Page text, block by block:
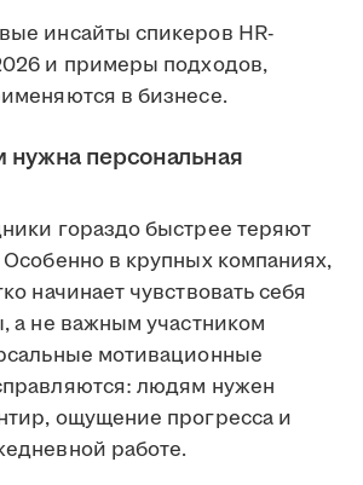
инсайты спикеров HR-
и примеры подходов,
в бизнесе.
нужна персональная
гораздо быстрее теряют
Особенно в крупных компаниях,
начинает чувствовать себя
а не важным участником
мотивационные
людям нужен
ощущение прогресса и
работе.